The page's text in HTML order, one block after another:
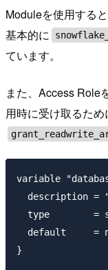
Moduleを使用する
基本的に
ています。
また、Access Role
用時に受け取るため
variable
description =
type        =
default     =
}